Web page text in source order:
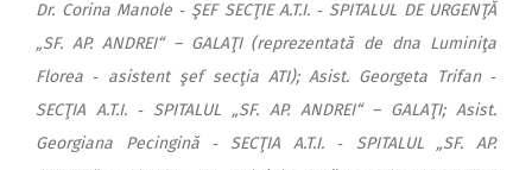
Dr. Corina Manole ‑ ŞEF SECŢIE A.T.I. ‑ SPITALUL DE URGENŢĂ
„SF. AP. ANDREI“ – GALAŢI (reprezentată de dna Luminiţa
Florea ‑ asistent şef secţia ATI); Asist. Georgeta Trifan ‑
SECŢIA A.T.I. ‑ SPITALUL „SF. AP. ANDREI“ – GALAŢI; Asist.
Georgiana Pecingină ‑ SECŢIA A.T.I. ‑ SPITALUL „SF. AP.